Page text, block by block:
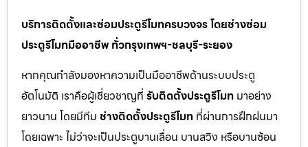
บริการติดตั้งและซ่อมประตูรีโมทครบวงจร โดยช่างซ่อม
ประตูรีโมทมืออาชีพ ทั่วกรุงเทพฯ-ชลบุรี-ระยอง
หากคุณกำลังมองหาความเป็นมืออาชีพด้านระบบประตู
อัตโนมัติ เราคือผู้เชี่ยวชาญที่ รับติดตั้งประตูรีโมท มาอย่าง
ยาวนาน โดยมีทีม ช่างติดตั้งประตูรีโมท ที่ผ่านการฝึกฝนมา
โดยเฉพาะ ไม่ว่าจะเป็นประตูบานเลื่อน บานสวิง หรือบานซ้อน